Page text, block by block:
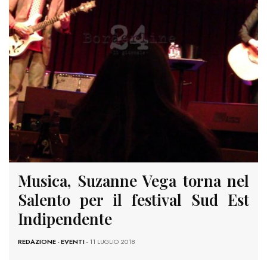
Musica, Suzanne Vega torna nel
Salento per il festival Sud Est
Indipendente
REDAZIONE-EVENTI- 11 LUGLIO 2018